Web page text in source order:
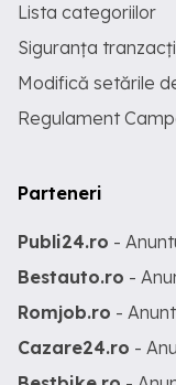
Lista categoriilor
Siguranța
Modifică setările
Regulament
Parteneri
Publi24.ro -
Bestauto.ro -
Romjob.ro -
Cazare24.ro -